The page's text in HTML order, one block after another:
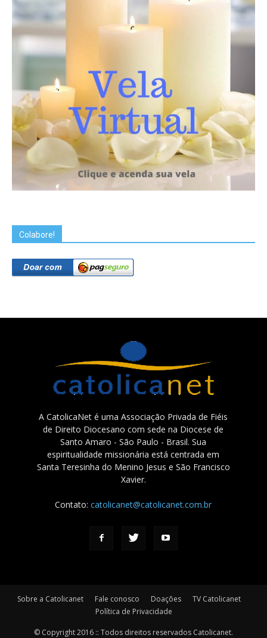
Colabore!
A CatolicaNet é uma Associação Privada de Fiéis
de Direito Diocesano com sede na Diocese de
Santo Amaro - São Paulo - Brasil. Sua
espiritualidade missionária está centrada em
Santa Teresinha do Menino Jesus e São Francisco
Xavier.
Contato:catolicanet@catolicanet.com.br
Sobre a Catolicanet Fale conosco Doações
TV Catolicanet
Política de Privacidade
© Copyright 2016 :: Todos direitos reservados Catolicanet.